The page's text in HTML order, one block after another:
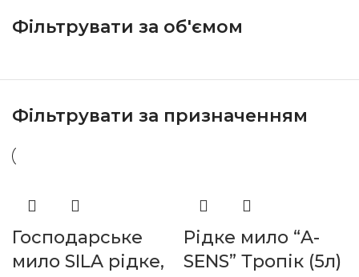
Фільтрувати за об'ємом
Фільтрувати за призначенням
Господарське
мило SILA рідке,
Рідке мило “A-
SENS” Тропік (5л)